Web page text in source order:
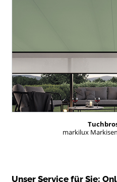
markilux
Unser Service für Sie: